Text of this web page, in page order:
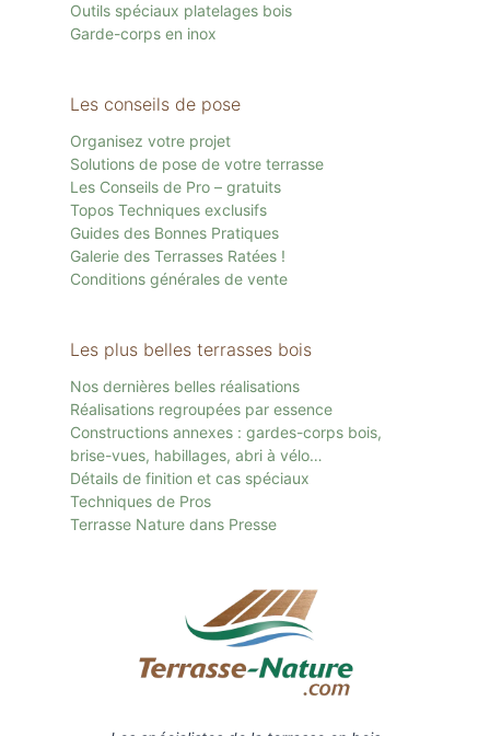
Outils spéciaux platelages bois
Garde-corps en inox
Les conseils de pose
Organisez votre projet
Solutions de pose de votre terrasse
Les Conseils de Pro – gratuits
Topos Techniques exclusifs
Guides des Bonnes Pratiques
Galerie des Terrasses Ratées !
Conditions générales de vente
Les plus belles terrasses bois
Nos dernières belles réalisations
Réalisations regroupées par essence
Constructions annexes : gardes-corps bois,
brise-vues, habillages, abri à vélo…
Détails de finition et cas spéciaux
Techniques de Pros
Terrasse Nature dans Presse